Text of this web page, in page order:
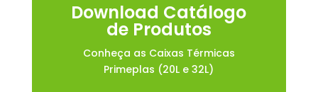
Download Catálogo
de Produtos
Conheça as Caixas Térmicas
Primeplas (20L e 32L)